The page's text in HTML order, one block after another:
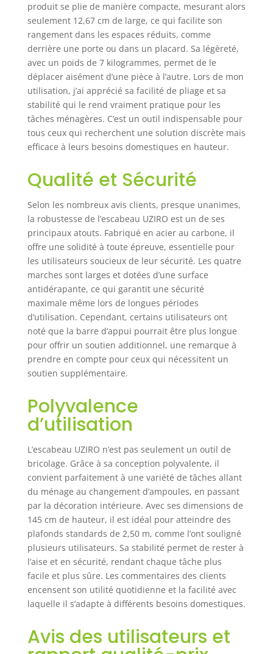
sans compromis
sur le style.
LÉGÈRETÉ
MANIABLE AU
QUOTIDIEN: En
aluminium, cet
escabeau 4
marches pliant
reste
étonnamment
léger tout en
supportant vos
descentes
réduit la fatigue
lors du
déplacement de
l’escabeau d’une
pièce à l’autre et
permet même aux
utilisateurs moins
expérimentés de
manipuler
facilement ce
marche pied en
toute confiance.
USAGE
aux rangements en
hauteur ou aux
étagères
décoratives, il se
transforme en
escabot discret
pour vos projets
créatifs et petits
travaux, idéal pour
ceux qui
recherchent un
allié pratique au
quotidien.
RENFORCÉE AU
QUOTIDIEN: Ce
produit se plie de manière compacte, mesurant alors
seulement 12,67 cm de large, ce qui facilite son
rangement dans les espaces réduits, comme
derrière une porte ou dans un placard. Sa légèreté,
avec un poids de 7 kilogrammes, permet de le
déplacer aisément d’une pièce à l’autre. Lors de mon
utilisation, j’ai apprécié sa facilité de pliage et sa
stabilité qui le rend vraiment pratique pour les
tâches ménagères. C’est un outil indispensable pour
tous ceux qui recherchent une solution discrète mais
efficace à leurs besoins domestiques en hauteur.
Qualité et Sécurité
Selon les nombreux avis clients, presque unanimes,
la robustesse de l’escabeau UZIRO est un de ses
principaux atouts. Fabriqué en acier au carbone, il
offre une solidité à toute épreuve, essentielle pour
les utilisateurs soucieux de leur sécurité. Les quatre
marches sont larges et dotées d’une surface
antidérapante, ce qui garantit une sécurité
maximale même lors de longues périodes
d’utilisation. Cependant, certains utilisateurs ont
noté que la barre d’appui pourrait être plus longue
pour offrir un soutien additionnel, une remarque à
prendre en compte pour ceux qui nécessitent un
soutien supplémentaire.
Polyvalence
d’utilisation
L’escabeau UZIRO n’est pas seulement un outil de
bricolage. Grâce à sa conception polyvalente, il
convient parfaitement à une variété de tâches allant
du ménage au changement d’ampoules, en passant
par la décoration intérieure. Avec ses dimensions de
145 cm de hauteur, il est idéal pour atteindre des
plafonds standards de 2,50 m, comme l’ont souligné
plusieurs utilisateurs. Sa stabilité permet de rester à
l’aise et en sécurité, rendant chaque tâche plus
facile et plus sûre. Les commentaires des clients
encensent son utilité quotidienne et la facilité avec
laquelle il s’adapte à différents besoins domestiques.
Avis des utilisateurs et